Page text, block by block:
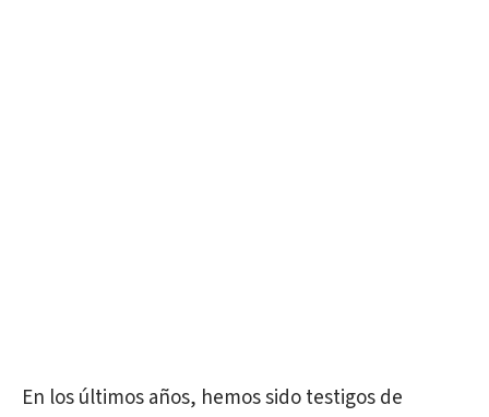
En los últimos años, hemos sido testigos de